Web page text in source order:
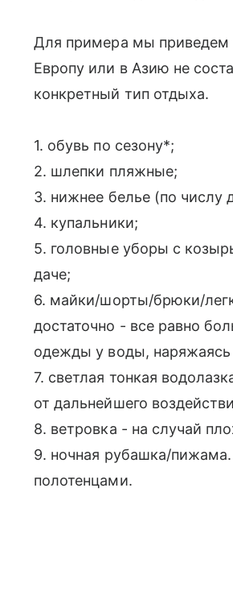
Для примера мы приведем
Европу или в Азию не
конкретный тип отдыха.
1. обувь по сезону*;
2. шлепки пляжные;
3. нижнее белье (по числу
4. купальники;
5. головные уборы с
даче;
6. майки/шорты/брюки/
достаточно - все равно
одежды у воды, наряжаясь
7. светлая тонкая
от дальнейшего
8. ветровка - на случай
9. ночная рубашка/
полотенцами.